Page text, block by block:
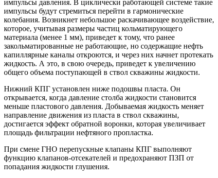
импульсы давления. В циклически работающей системе такие
импульсы будут стремиться перейти в гармонические
колебания. Возникнет небольшое раскачивающее воздействие,
которое, учитывая размеры частиц кольматирующего
материала (менее 1 мм), приведет к тому, что ранее
закольматированные не работающие, но содержащие нефть
капиллярные каналы откроются, и через них начнет протекать
жидкость. А это, в свою очередь, приведет к увеличению
общего объема поступающей в ствол скважины жидкости.
Нижний КПГ установлен ниже подошвы пласта. Он
открывается, когда давление столба жидкости становится
меньше пластового давления. Добываемая жидкость меняет
направление движения из пласта в ствол скважины,
достигается эффект обратной воронки, которая увеличивает
площадь фильтрации нефтяного пропластка.
При смене ГНО перепускные клапаны КПГ выполняют
функцию клапанов-отсекателей и предохраняют ПЗП от
попадания жидкости глушения.